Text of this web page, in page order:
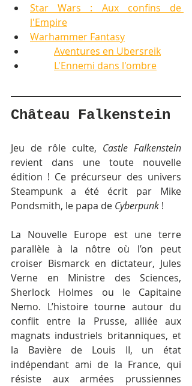
Star Wars : Aux confins de
l'Empire
Warhammer Fantasy
Aventures en Ubersreik
L'Ennemi dans l'ombre
Château Falkenstein
Jeu de rôle culte, Castle Falkenstein
revient dans une toute nouvelle
édition ! Ce précurseur des univers
Steampunk a été écrit par Mike
Pondsmith, le papa de Cyberpunk !
La Nouvelle Europe est une terre
parallèle à la nôtre où l’on peut
croiser Bismarck en dictateur, Jules
Verne en Ministre des Sciences,
Sherlock Holmes ou le Capitaine
Nemo. L’histoire tourne autour du
conflit entre la Prusse, alliée aux
magnats industriels britanniques, et
la Bavière de Louis II, un état
indépendant ami de la France, qui
résiste aux armées prussiennes